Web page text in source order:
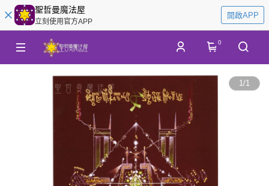
聖哲曼魔法屋
立刻使用官方APP
開啟APP
0
1/1